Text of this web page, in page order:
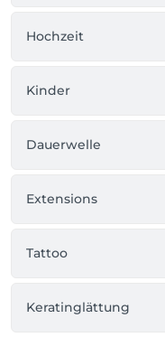
Hochzeit
Kinder
Dauerwelle
Extensions
Tattoo
Keratinglättung